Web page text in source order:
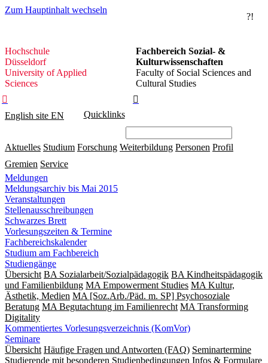
Zum Hauptinhalt wechseln
?!
Hochschule
Düsseldorf
Hochschule
Düsseldorf
University of Applied
Sciences
Fachbereich Sozial- &
Kulturwissenschaften
Faculty of Social Sciences and
Cultural Studies


English site EN Quicklinks
Aktuelles Studium Forschung Weiterbildung Personen Profil
Gremien Service
Meldungen
Meldungsarchiv bis Mai 2015
Veranstaltungen
Stellenausschreibungen
Schwarzes Brett
Vorlesungszeiten & Termine
Fachbereichskalender
Studium am Fachbereich
Studiengänge
Übersicht BA Sozialarbeit/Sozialpädagogik BA Kindheitspädagogik
und Familienbildung MA Empowerment Studies MA Kultur,
Ästhetik, Medien MA [Soz.Arb./Päd. m. SP] Psychosoziale
Beratung MA Begut­ach­tung im Fami­lien­recht MA Transforming
Digitality
Kommentiertes Vorlesungsverzeichnis (KomVor)
Seminare
Übersicht Häufige Fragen und Antworten (FAQ) Seminartermine
Studierende mit besonderen Studienbedingungen Infos & Formulare